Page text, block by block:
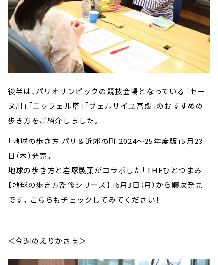
後半は、パリオリンピックの競技会場となっている「セー
ヌ川」「エッフェル塔」「ヴェルサイユ宮殿」のおすすめの
歩き方をご紹介しました。
「地球の歩き方 パリ＆近郊の町 2024～25年度版」5月23
日（木）発売。
地球の歩き方と岩塚製菓がコラボした「THEひとつまみ
【地球の歩き方監修シリーズ】」6月3日（月）から順次発売
です。こちらもチェックしてみてください！
＜今週のえりかさま＞